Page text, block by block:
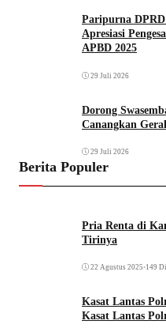
Paripurna
Apresiasi
APBD 2025
29 Juli 2026
Dorong
Canangkan
29 Juli 2026
Berita Populer
Pria Renta di
Tirinya
22 Agustus 2025 •149
Kasat Lantas
Kasat Lantas